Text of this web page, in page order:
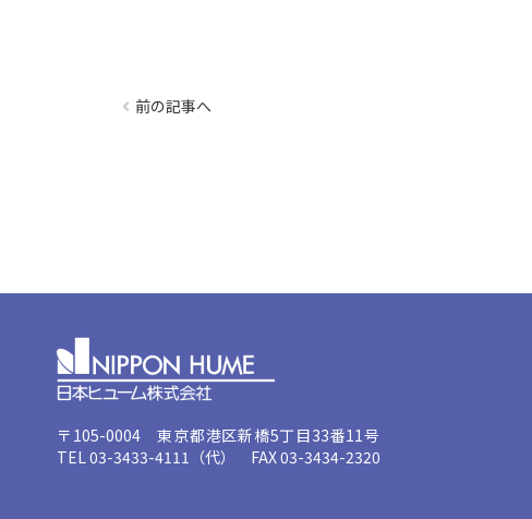
前の記事へ
〒105-0004 東京都港区新橋5丁目33番11号
TEL 03-3433-4111（代） FAX 03-3434-2320